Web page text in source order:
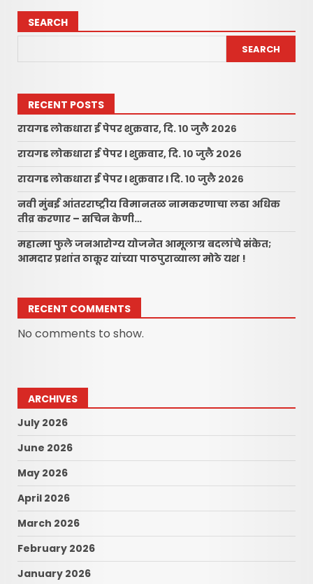
SEARCH
SEARCH
RECENT POSTS
रायगड लोकधारा ई पेपर शुक्रवार, दि. १० जुलै २०२६
रायगड लोकधारा ई पेपर l शुक्रवार, दि. १० जुलै २०२६
रायगड लोकधारा ई पेपर l शुक्रवार l दि. १० जुलै २०२६
नवी मुंबई आंतरराष्ट्रीय विमानतळ नामकरणाचा लढा अधिक
तीव्र करणार – सचिन केणी…
महात्मा फुले जनआरोग्य योजनेत आमूलाग्र बदलांचे संकेत;
आमदार प्रशांत ठाकूर यांच्या पाठपुराव्याला मोठे यश !
RECENT COMMENTS
No comments to show.
ARCHIVES
July 2026
June 2026
May 2026
April 2026
March 2026
February 2026
January 2026